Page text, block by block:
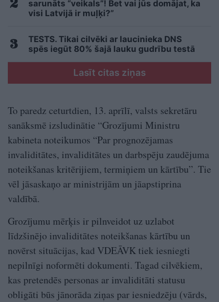
sarunāts “veikals”! Bet vai jūs domājat, ka
visi Latvijā ir muļķi?”
TESTS. Tikai cilvēki ar laucinieka DNS
spēs iegūt 80% šajā lauku gudrību testā
Lasīt citas ziņas
To paredz ceturtdien, 13. aprīlī, valsts sekretāru
sanāksmē izsludinātie “Grozījumi Ministru
kabineta noteikumos “Par prognozējamas
invaliditātes, invaliditātes un darbspēju zaudējuma
noteikšanas kritērijiem, termiņiem un kārtību”. Tie
vēl jāsaskaņo ar ministrijām un jāapstiprina
valdībā.
Grozījumu mērķis ir pilnveidot uz uzlabot
līdzšinējo invaliditātes noteikšanas kārtību un
novērst situācijas, kad VDEĀVK tiek iesniegti
nepilnīgi noformēti dokumenti. Tagad cilvēkiem,
kas pretendēs personas ar invaliditāti statusu
obligāti būs jānorāda ziņas par iesniedzēju (vārds,